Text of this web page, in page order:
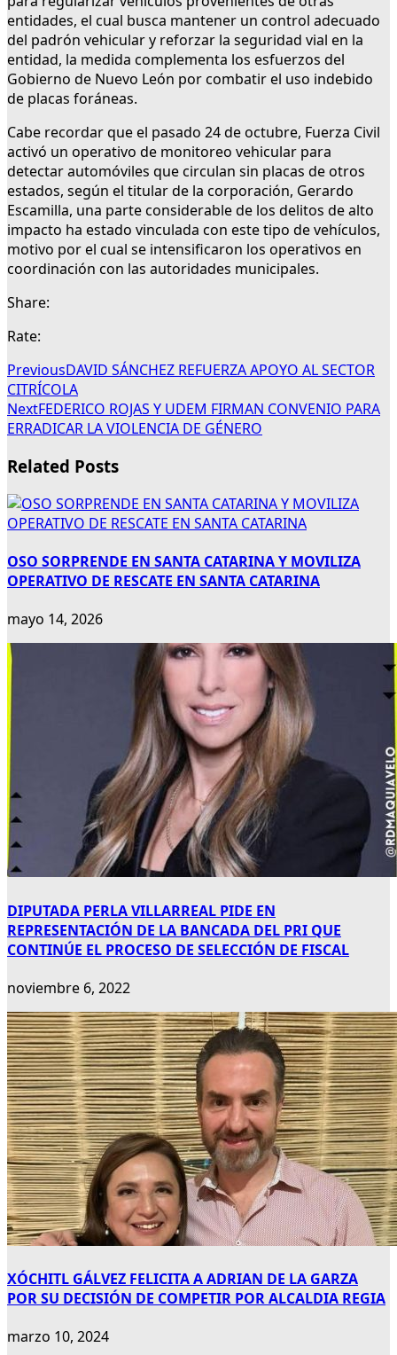
entidades, el cual busca mantener un control adecuado
del padrón vehicular y reforzar la seguridad vial en la
entidad, la medida complementa los esfuerzos del
Gobierno de Nuevo León por combatir el uso indebido
de placas foráneas.
Cabe recordar que el pasado 24 de octubre, Fuerza Civil
activó un operativo de monitoreo vehicular para
detectar automóviles que circulan sin placas de otros
estados, según el titular de la corporación, Gerardo
Escamilla, una parte considerable de los delitos de alto
impacto ha estado vinculada con este tipo de vehículos,
motivo por el cual se intensificaron los operativos en
coordinación con las autoridades municipales.
Share:
Rate:
PreviousDAVID SÁNCHEZ REFUERZA APOYO AL SECTOR
CITRÍCOLA
NextFEDERICO ROJAS Y UDEM FIRMAN CONVENIO PARA
ERRADICAR LA VIOLENCIA DE GÉNERO
Related Posts
OSO SORPRENDE EN SANTA CATARINA Y MOVILIZA
OPERATIVO DE RESCATE EN SANTA CATARINA
mayo 14, 2026
DIPUTADA PERLA VILLARREAL PIDE EN
REPRESENTACIÓN DE LA BANCADA DEL PRI QUE
CONTINÚE EL PROCESO DE SELECCIÓN DE FISCAL
noviembre 6, 2022
XÓCHITL GÁLVEZ FELICITA A ADRIAN DE LA GARZA
POR SU DECISIÓN DE COMPETIR POR ALCALDIA REGIA
marzo 10, 2024